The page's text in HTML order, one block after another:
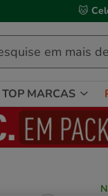
🐱
TOP MARCAS